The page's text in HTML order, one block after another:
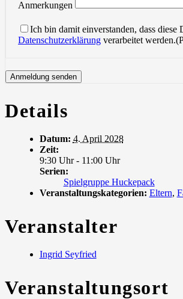
Anmerkungen
Ich bin damit einverstanden, dass diese
Datenschutzerklärung verarbeitet
Details
Datum: 4. April 2028
Zeit:
9:30 Uhr - 11:00 Uhr
Serien:
Spielgruppe Huckepack
Veranstaltungskategorien: Eltern,
Veranstalter
Ingrid Seyfried
Veranstaltungsort